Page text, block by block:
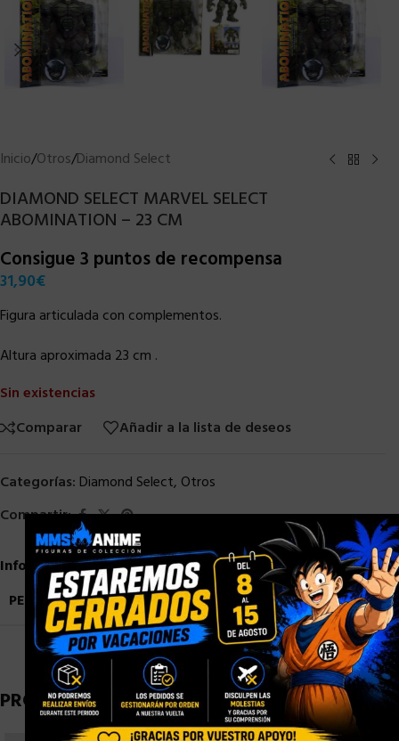
Inicio/Otros/Diamond Select
DIAMOND SELECT MARVEL SELECT
ABOMINATION – 23 CM
Consigue 3 puntos de recompensa
31,90€
Figura articulada con complementos.
Altura aproximada 23 cm .
Sin existencias
Comparar
Añadir a la lista de deseos
Categorías: Diamond Select, Otros
Compartir:
Información adicional
PESO
1,8 kg
PRODUCTOS RELACIONADOS
×